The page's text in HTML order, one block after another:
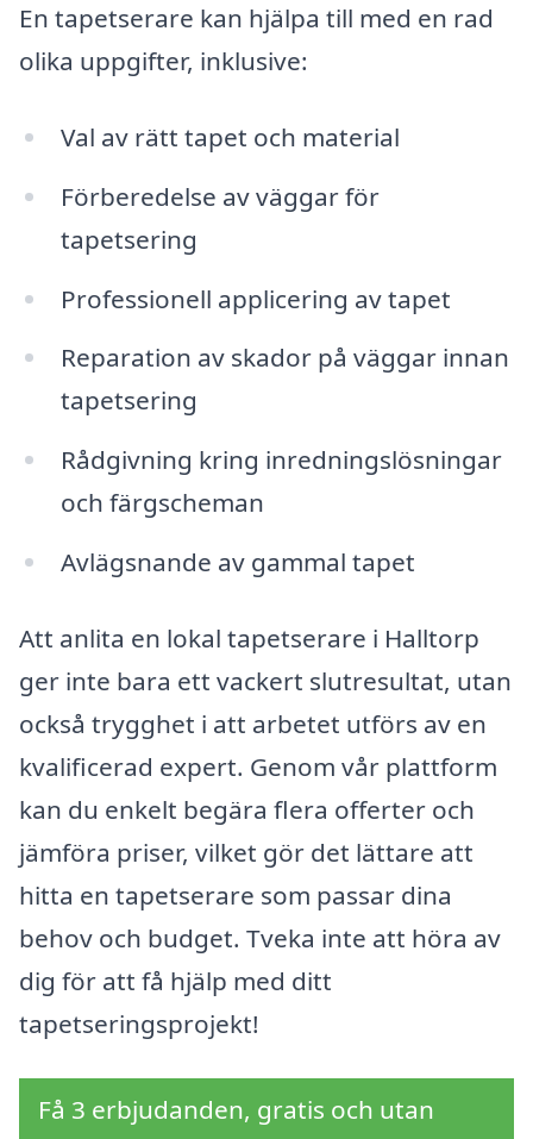
En tapetserare kan hjälpa till med en rad
olika uppgifter, inklusive:
Val av rätt tapet och material
Förberedelse av väggar för
tapetsering
Professionell applicering av tapet
Reparation av skador på väggar innan
tapetsering
Rådgivning kring inredningslösningar
och färgscheman
Avlägsnande av gammal tapet
Att anlita en lokal tapetserare i Halltorp
ger inte bara ett vackert slutresultat, utan
också trygghet i att arbetet utförs av en
kvalificerad expert. Genom vår plattform
kan du enkelt begära flera offerter och
jämföra priser, vilket gör det lättare att
hitta en tapetserare som passar dina
behov och budget. Tveka inte att höra av
dig för att få hjälp med ditt
tapetseringsprojekt!
Få 3 erbjudanden, gratis och utan